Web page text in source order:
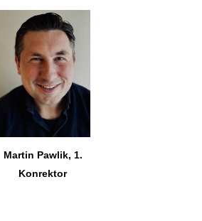
Martin Pawlik, 1.
Konrektor